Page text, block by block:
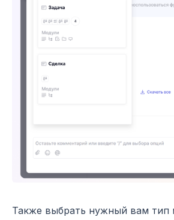
Также выбрать нужный вам тип